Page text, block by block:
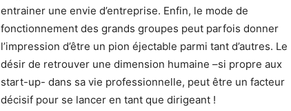
entrainer une envie d’entreprise. Enfin, le mode de
fonctionnement des grands groupes peut parfois donner
l’impression d’être un pion éjectable parmi tant d’autres. Le
désir de retrouver une dimension humaine –si propre aux
start-up- dans sa vie professionnelle, peut être un facteur
décisif pour se lancer en tant que dirigeant !